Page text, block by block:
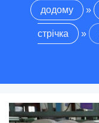
додому »
стрічка »